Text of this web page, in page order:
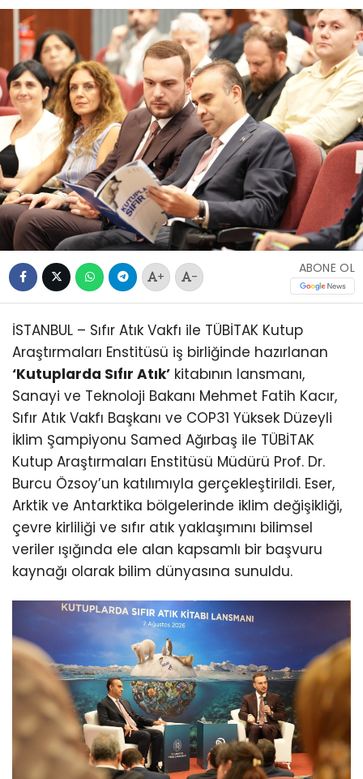
+ -
ABONE OL
İSTANBUL – Sıfır Atık Vakfı ile TÜBİTAK Kutup
Araştırmaları Enstitüsü iş birliğinde hazırlanan
‘Kutuplarda Sıfır Atık’ kitabının lansmanı,
Sanayi ve Teknoloji Bakanı Mehmet Fatih Kacır,
Sıfır Atık Vakfı Başkanı ve COP31 Yüksek Düzeyli
İklim Şampiyonu Samed Ağırbaş ile TÜBİTAK
Kutup Araştırmaları Enstitüsü Müdürü Prof. Dr.
Burcu Özsoy’un katılımıyla gerçekleştirildi. Eser,
Arktik ve Antarktika bölgelerinde iklim değişikliği,
çevre kirliliği ve sıfır atık yaklaşımını bilimsel
veriler ışığında ele alan kapsamlı bir başvuru
kaynağı olarak bilim dünyasına sunuldu.